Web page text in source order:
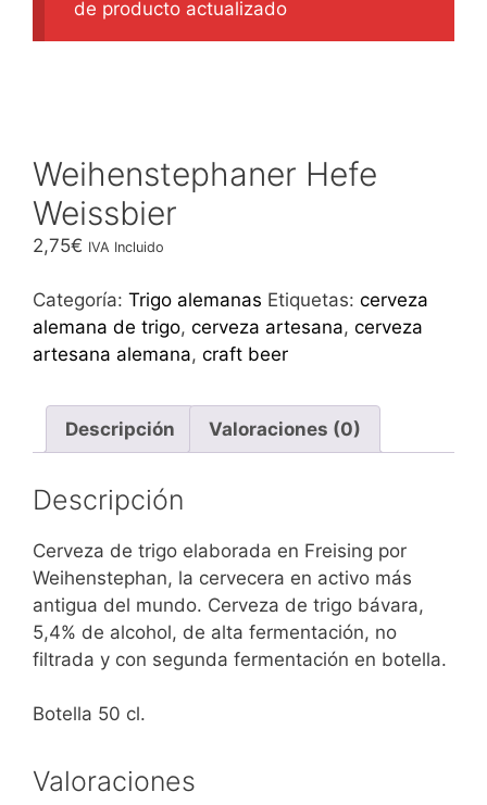
de producto actualizado
Weihenstephaner Hefe
Weissbier
2,75€ IVA Incluido
Categoría: Trigo alemanas Etiquetas: cerveza
alemana de trigo, cerveza artesana, cerveza
artesana alemana, craft beer
Descripción Valoraciones (0)
Descripción
Cerveza de trigo elaborada en Freising por
Weihenstephan, la cervecera en activo más
antigua del mundo. Cerveza de trigo bávara,
5,4% de alcohol, de alta fermentación, no
filtrada y con segunda fermentación en botella.
Botella 50 cl.
Valoraciones